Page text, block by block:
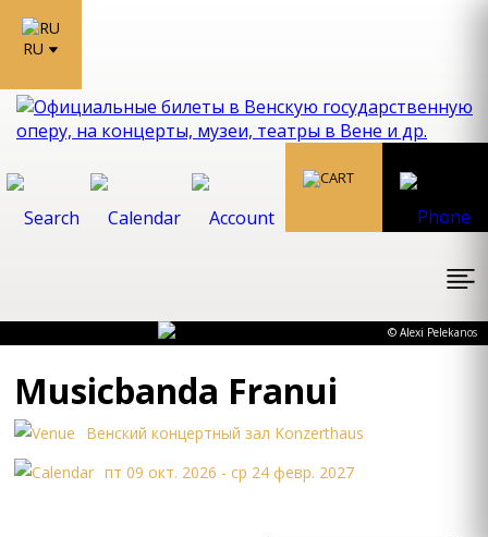
RU
© Alexi Pelekanos
Musicbanda Franui
Bенский концеpтный зал Konzerthaus
пт 09 окт. 2026 - ср 24 февр. 2027